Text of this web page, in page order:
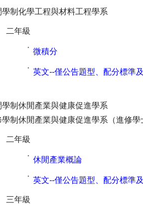
學制化學工程與材料工程學系
二年級
˙ 微積分
˙ 英文--僅公告題型、配分標準
學制休閒產業與健康促進學系
學制休閒產業與健康促進學系（進修學
二年級
˙ 休閒產業概論
˙ 英文--僅公告題型、配分標準
三年級